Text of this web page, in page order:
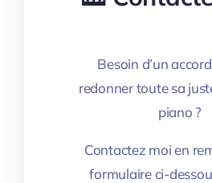
Besoin d’un
redonner toute sa
piano ?
Contactez moi en
formulaire ci-